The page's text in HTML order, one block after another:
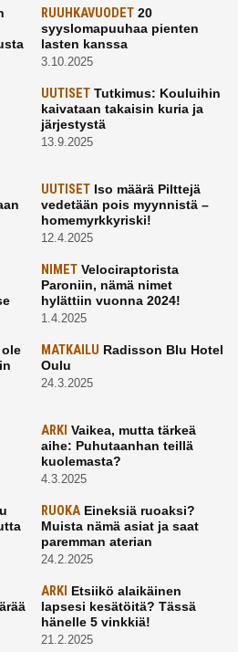
RUUHKAVUODET20
syyslomapuuhaa pienten
lasten kanssa
3.10.2025
UUTISETTutkimus: Kouluihin
kaivataan takaisin kuria ja
järjestystä
13.9.2025
UUTISETIso määrä Pilttejä
vedetään pois myynnistä –
homemyrkkyriski!
12.4.2025
NIMETVelociraptorista
Paroniin, nämä nimet
hylättiin vuonna 2024!
1.4.2025
MATKAILU Radisson Blu Hotel
Oulu
24.3.2025
ARKI Vaikea, mutta tärkeä
aihe: Puhutaanhan teillä
kuolemasta?
4.3.2025
RUOKAEineksiä ruoaksi?
Muista nämä asiat ja saat
paremman aterian
24.2.2025
ARKI Etsiikö alaikäinen
lapsesi kesätöitä? Tässä
hänelle 5 vinkkiä!
21.2.2025